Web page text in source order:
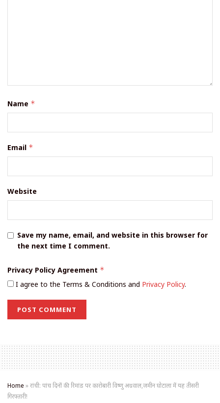
Name *
Email *
Website
Save my name, email, and website in this browser for
the next time I comment.
Privacy Policy Agreement *
I agree to the Terms & Conditions and Privacy Policy.
Home »रांची: पांच दिनों की रिमांड पर कारोबारी विष्णु अग्रवाल,जमीन घोटाला में यह तीसरी
गिरफ्तारी!